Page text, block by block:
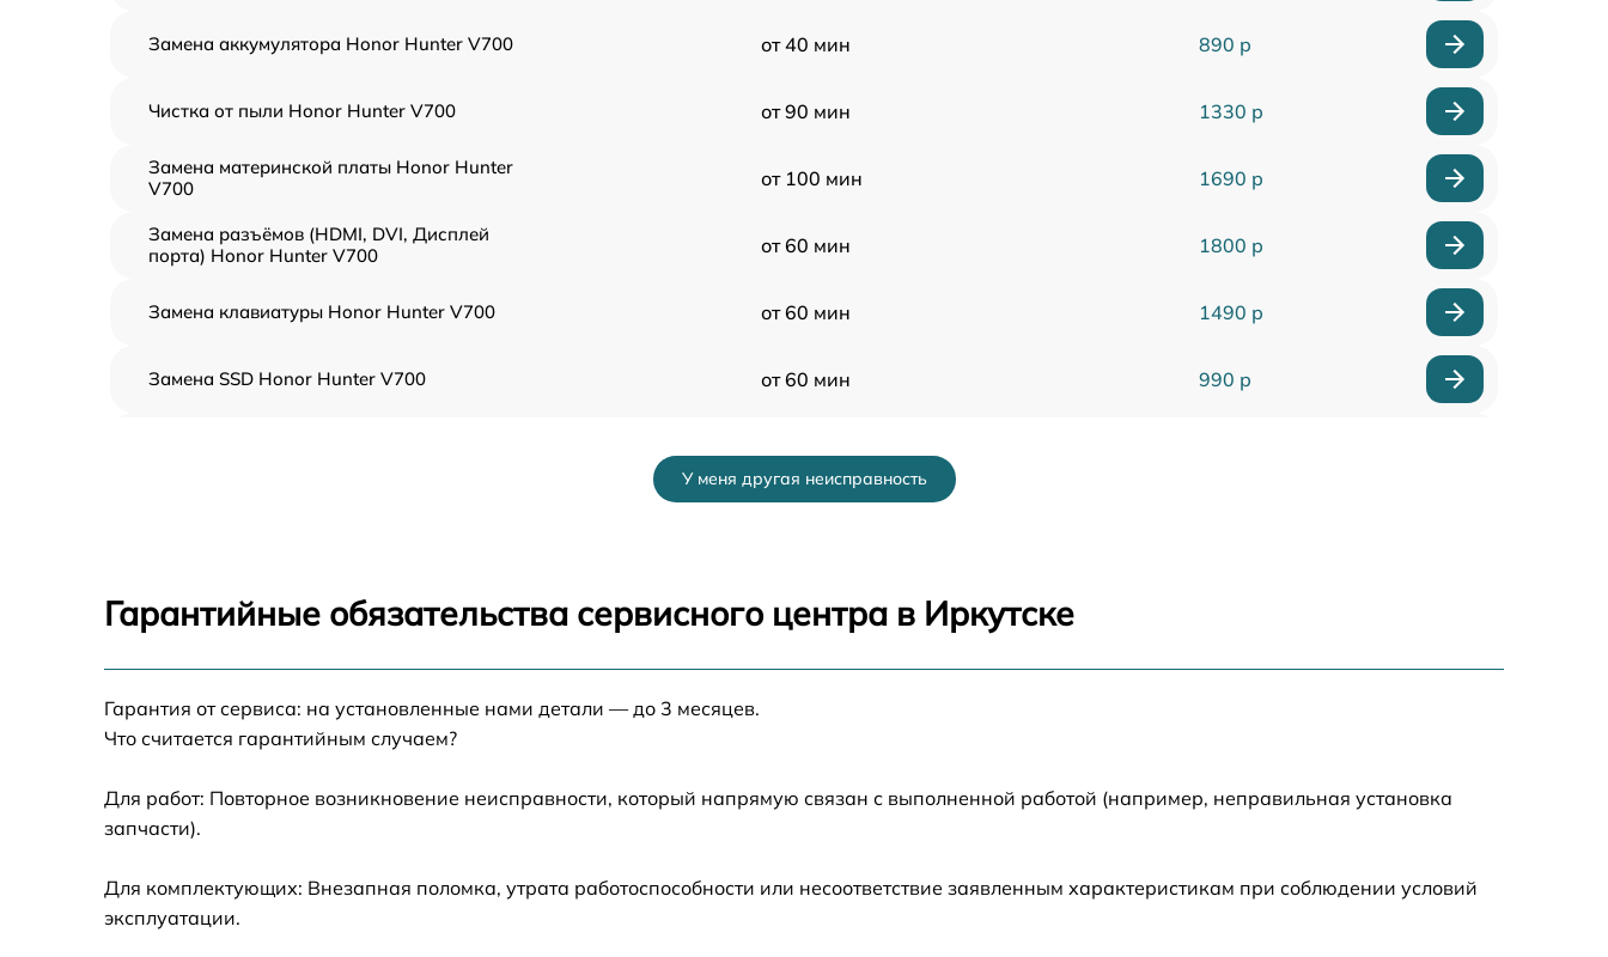
Замена аккумулятора Honor Hunter V700 от 40 мин 890 р
Чистка от пыли Honor Hunter V700 от 90 мин 1330 р
Замена материнской платы Honor Hunter
V700
от 100 мин 1690 р
Замена разъёмов (HDMI, DVI, Дисплей
порта) Honor Hunter V700
от 60 мин 1800 р
Замена клавиатуры Honor Hunter V700 от 60 мин 1490 р
Замена SSD Honor Hunter V700 от 60 мин 990 р
Замена термопасты Honor Hunter V700
V700
Замена оперативной памяти Honor Hunter
Замена микрофона Honor Hunter V700
У меня другая неисправность
Гарантийные обязательства сервисного центра в Иркутске
Гарантия от сервиса: на установленные нами детали — до 3 месяцев.
Что считается гарантийным случаем?
Для работ: Повторное возникновение неисправности, который напрямую связан с выполненной работой (например, неправильная установка
запчасти).
Для комплектующих: Внезапная поломка, утрата работоспособности или несоответствие заявленным характеристикам при соблюдении условий
эксплуатации.